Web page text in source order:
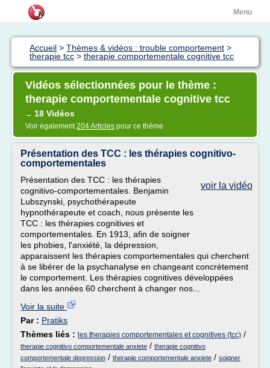
Menu
Accueil > Thèmes & vidéos : trouble comportement >
therapie tcc > therapie comportementale cognitive tcc
Vidéos sélectionnées pour le thème :
therapie comportementale cognitive tcc
→ 18 Vidéos
Voir également204 Articles pour ce thème
Présentation des TCC : les thérapies cognitivo-
comportementales
voir la vidéo
Présentation des TCC : les thérapies
cognitivo-comportementales. Benjamin
Lubszynski, psychothérapeute
hypnothérapeute et coach, nous présente les
TCC : les thérapies cognitives et
comportementales. En 1913, afin de soigner
les phobies, l'anxiété, la dépression,
apparaissent les thérapies comportementales qui cherchent
à se libérer de la psychanalyse en changeant concrètement
le comportement. Les thérapies cognitives développées
dans les années 60 cherchent à changer nos...
Voir la suite
Par : Pratiks
Thèmes liés : les therapies comportementales et cognitives (tcc) /
therapie cognitivo comportementale anxiete / therapie cognitivo
comportementale depression / therapie comportementale anxiete / soigner